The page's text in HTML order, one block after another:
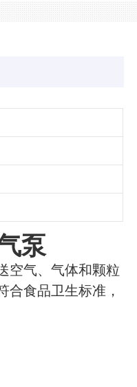
泵
空气、气体和颗粒
合食品卫生标准，